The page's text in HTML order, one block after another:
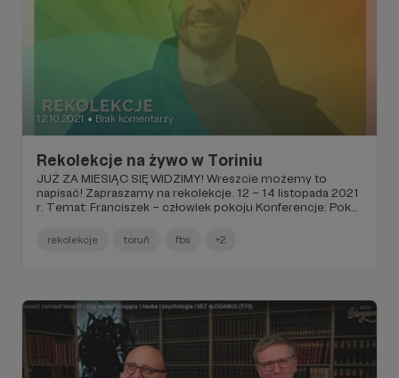
12.10.2021 ● Brak komentarzy
Rekolekcje na żywo w Toriniu
JUŻ ZA MIESIĄC SIĘ WIDZIMY! Wreszcie możemy to
napisać! Zapraszamy na rekolekcje. 12 – 14 listopada 2021
r. Temat: Franciszek – człowiek pokoju Konferencje: Pokój
pokój
rekolekcje toruñ fbs +2